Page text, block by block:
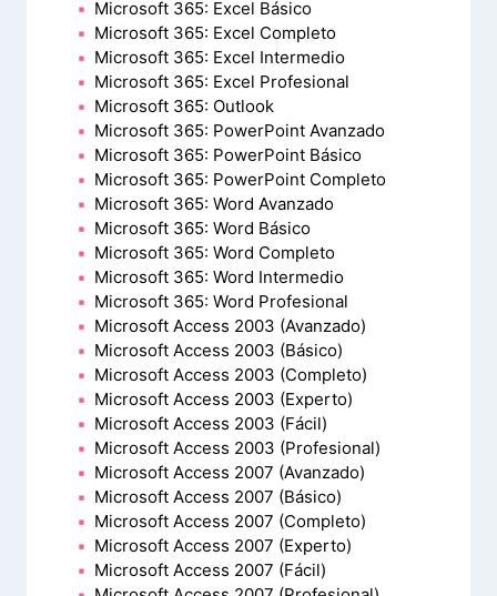
Microsoft 365: Excel Básico
Microsoft 365: Excel Completo
Microsoft 365: Excel Intermedio
Microsoft 365: Excel Profesional
Microsoft 365: Outlook
Microsoft 365: PowerPoint Avanzado
Microsoft 365: PowerPoint Básico
Microsoft 365: PowerPoint Completo
Microsoft 365: Word Avanzado
Microsoft 365: Word Básico
Microsoft 365: Word Completo
Microsoft 365: Word Intermedio
Microsoft 365: Word Profesional
Microsoft Access 2003 (Avanzado)
Microsoft Access 2003 (Básico)
Microsoft Access 2003 (Completo)
Microsoft Access 2003 (Experto)
Microsoft Access 2003 (Fácil)
Microsoft Access 2003 (Profesional)
Microsoft Access 2007 (Avanzado)
Microsoft Access 2007 (Básico)
Microsoft Access 2007 (Completo)
Microsoft Access 2007 (Experto)
Microsoft Access 2007 (Fácil)